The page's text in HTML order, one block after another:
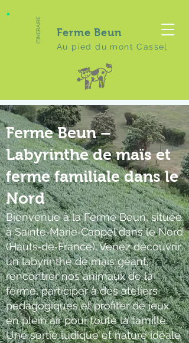
ITINERAIRE Ferme Beun
Au pied du mont Cassel
Ferme Beun –
Labyrinthe de maïs et
ferme familiale dans le
Nord
Bienvenue à la Ferme Beun, située
à Sainte‑Marie‑Cappel dans le Nord
(Hauts‑de‑France). Venez découvrir
un labyrinthe de maïs géant,
rencontrer nos animaux de la
ferme, participer à des ateliers
pédagogiques et profiter de jeux
en plein air pour toute la famille.
Une sortie ludique et nature idéale